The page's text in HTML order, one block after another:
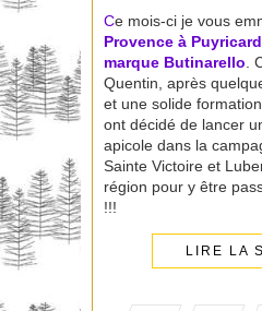
Ce mois-ci je vous
Provence à Puyricard
marque Butinarello.
Quentin, après
et une solide
ont décidé de lancer
apicole dans la
Sainte Victoire et
région pour y être
!!!
LIRE LA